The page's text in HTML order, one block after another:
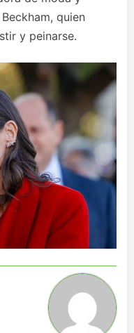
quien
y peinarse.